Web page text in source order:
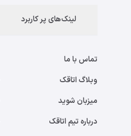
لینک‌های پر کاربرد
تماس با ما
وبلاگ اتاقک
میزبان شوید
درباره تیم اتاقک